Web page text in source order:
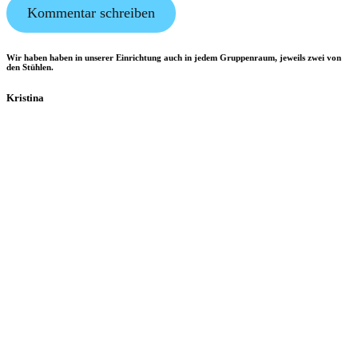
Kommentar schreiben
Wir haben haben in unserer Einrichtung auch in jedem Gruppenraum, jeweils zwei von
den Stühlen.
Kristina